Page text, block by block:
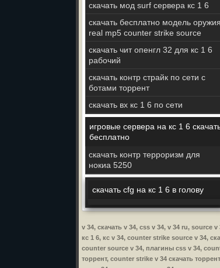
скачать мод surf сервера кс 1 6
скачать бесплатно модель оружия
real mp5 counter strike source
скачать чит опенгл 32 для кс 1 6
рабочий
скачать контр страйк по сети с
ботами торрент
скачать вх кс 1 6 по сети
игровые сервера на кс 1 6
бесплатно
скачать контр терроризм для
нокиа 5250
скачать cfg на кс 1 6 в голову
v 34, скачать v 34, css v 34, v 34 ru, source
кс 1 6, кс v 34, counter strike source v 34,
counter source v 34, плагины css v 34,
торрент, counter strike v 34 скачать